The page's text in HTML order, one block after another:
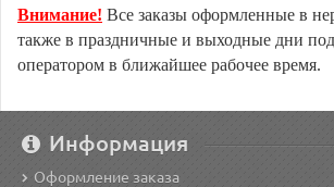
Внимание! Все заказы оформленные в
также в праздничные и выходные дни
оператором в ближайшее рабочее время.
Информация
Оформление заказа